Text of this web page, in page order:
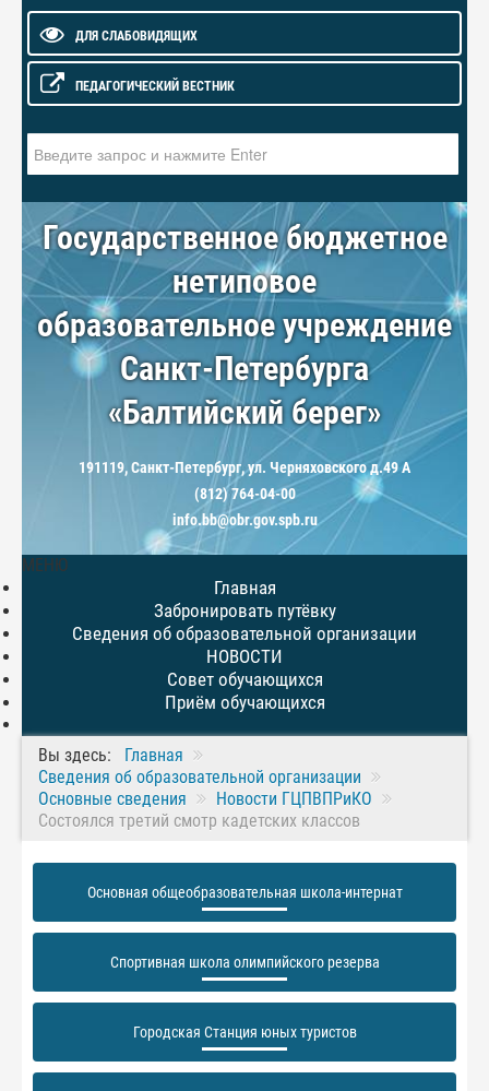
ДЛЯ СЛАБОВИДЯЩИХ
ПЕДАГОГИЧЕСКИЙ ВЕСТНИК
Государственное бюджетное
нетиповое
образовательное учреждение
Санкт-Петербурга
«Балтийский берег»
191119, Санкт-Петербург, ул. Черняховского д.49 А
(812) 764-04-00
info.bb@obr.gov.spb.ru
МЕНЮ
Главная
Забронировать путёвку
Сведения об образовательной организации
НОВОСТИ
Совет обучающихся
Приём обучающихся
Вы здесь:
Главная
Сведения об образовательной организации
Основные сведения
Новости ГЦПВПРиКО
Состоялся третий смотр кадетских классов
Основная общеобразовательная школа-интернат
Спортивная школа олимпийского резерва
Городская Станция юных туристов